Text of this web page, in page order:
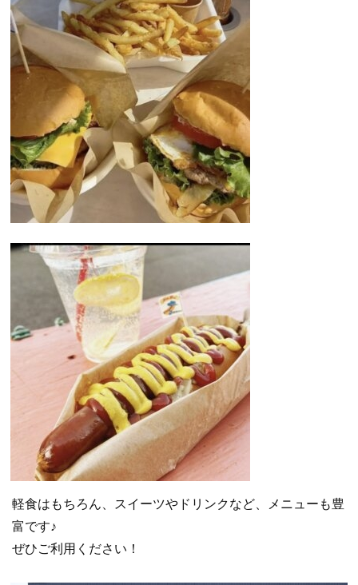
軽食はもちろん、スイーツやドリンクなど、メニューも豊
富です♪
ぜひご利用ください！